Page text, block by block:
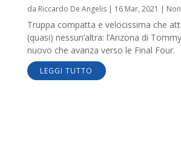
da Riccardo De Angelis| 16 Mar, 2021 |
Truppa compatta e velocissima che
(quasi) nessun’altra: l’Arizona di
nuovo che avanza verso le Final Four.
LEGGI TUTTO